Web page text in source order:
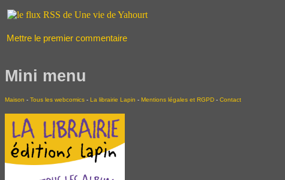
Mettre le premier commentaire
Mini menu
Maison - Tous les webcomics - La librairie Lapin - Mentions légales et RGPD - Contact